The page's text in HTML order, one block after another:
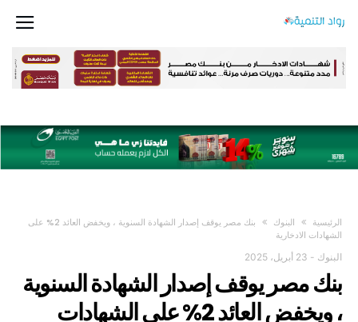
<P>[VC_ROW][VC_COLUMN WIDTH="2/3"][BLOCK631
CONTENT_ONLY="TRUE" FILTERS="TRUE" EXCERPT="TRUE"
POST_META="TRUE" READ_MORE="TRUE" BLOCK_TITLE="BLOCK 31"
EXCERPT_LENGTH="25" COLOR="#DE1400" NUM_POSTS="12"][/BLOCK631]
[/VC_COLUMN][VC_COLUMN WIDTH="1/3" EL_CLASS="THEIA_STICKY"]
[VC_WIDGET_SIDEBAR SIDEBAR_ID="SIDEBAR-4"][/VC_COLUMN][/VC_ROW]
‫الرئيسية‬ البنوك
بنك مصر يوقف إصدار الشهادة السنوية ، ويخفض العائد 2% على
الشهادات الادخارية
البنوك - 23 أبريل، 2025
بنك مصر يوقف إصدار الشهادة السنوية
، ويخفض العائد 2% على الشهادات